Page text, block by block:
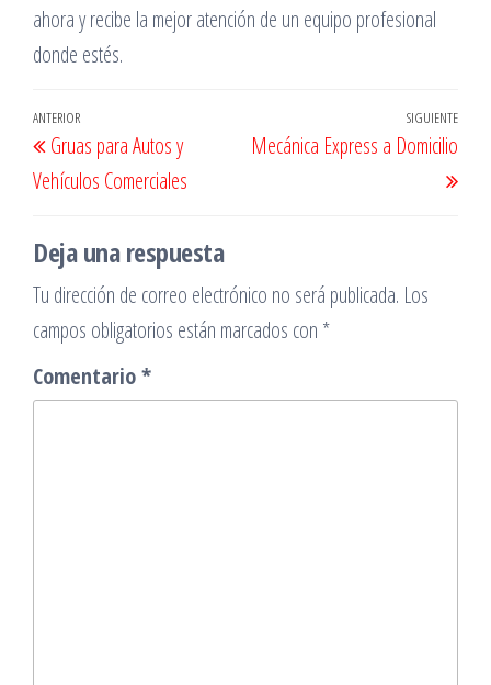
ahora y recibe la mejor atención de un equipo profesional
donde estés.
Navegación
de
entradas
Entrada
anterior
ANTERIOR
Gruas para Autos y
Vehículos Comerciales
SIGUIENTE
Mecánica Express a Domicilio
Deja una respuesta
Tu dirección de correo electrónico no será publicada. Los
campos obligatorios están marcados con *
Comentario*